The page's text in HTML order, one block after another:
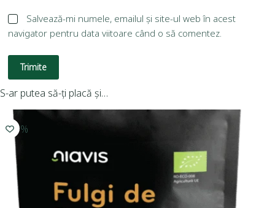
Salvează-mi numele, emailul și site-ul web în acest
navigator pentru data viitoare când o să comentez.
Trimite
S-ar putea să-ți placă și…
-10%